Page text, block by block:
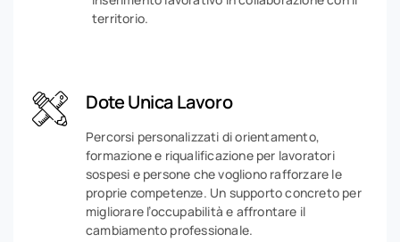
territorio.
Dote Unica Lavoro
Percorsi personalizzati di orientamento,
formazione e riqualificazione per lavoratori
sospesi e persone che vogliono rafforzare le
proprie competenze. Un supporto concreto per
migliorare l’occupabilità e affrontare il
cambiamento professionale.